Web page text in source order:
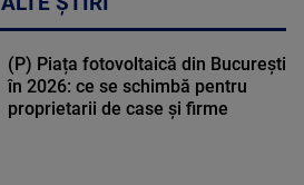
(P) Piața fotovoltaică din București
în 2026: ce se schimbă pentru
proprietarii de case și firme